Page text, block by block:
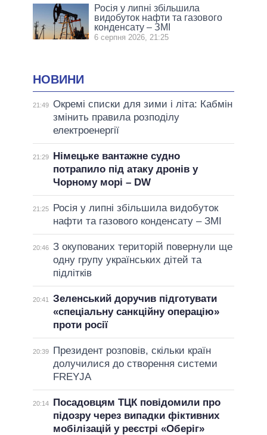
Росія у липні збільшила
видобуток нафти та газового
конденсату – ЗМІ
6 серпня 2026, 21:25
НОВИНИ
21:49 Окремі списки для зими і літа: Кабмін
змінить правила розподілу
електроенергії
21:29
Німецьке вантажне судно
потрапило під атаку дронів у
Чорному морі – DW
21:25
Росія у липні збільшила видобуток
нафти та газового конденсату – ЗМІ
20:46 З окупованих територій повернули ще
одну групу українських дітей та
підлітків
20:41
Зеленський доручив підготувати
«спеціальну санкційну операцію»
проти росії
20:39
Президент розповів, скільки країн
долучилися до створення системи
FREYJA
20:14
Посадовцям ТЦК повідомили про
підозру через випадки фіктивних
мобілізацій у реєстрі «Оберіг»